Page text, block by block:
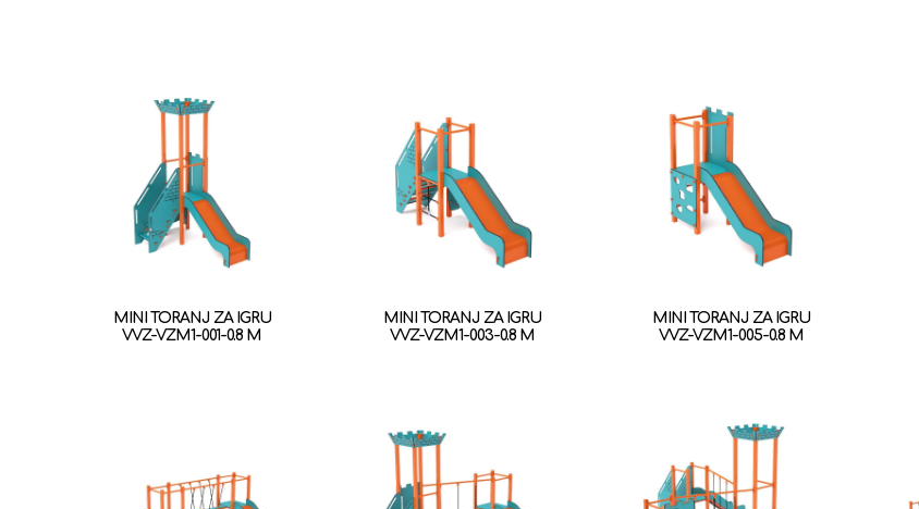
MINI TORANJ ZA IGRU
VVZ-VZM1-001-0.8 M
MINI TORANJ ZA IGRU
VVZ-VZM1-003-0.8 M
MINI TORANJ ZA IGRU
VVZ-VZM1-005-0.8 M